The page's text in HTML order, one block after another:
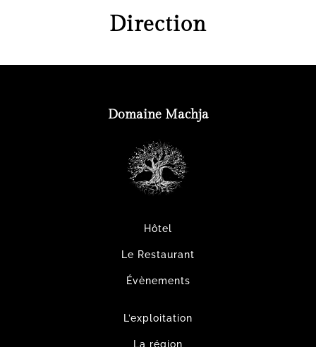
Direction
Domaine Machja
Hôtel
Le Restaurant
Évènements
L’exploitation
La région